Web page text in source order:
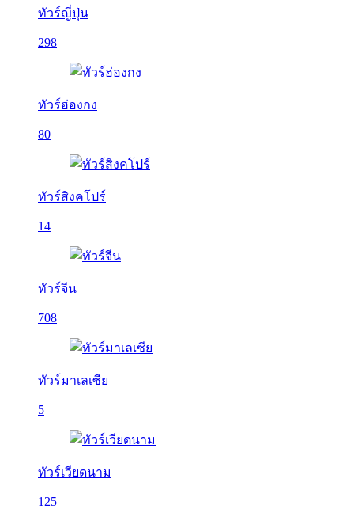
ทัวร์ญี่ปุ่น
298
ทัวร์ฮ่องกง
80
ทัวร์สิงคโปร์
14
ทัวร์จีน
708
ทัวร์มาเลเซีย
5
ทัวร์เวียดนาม
125